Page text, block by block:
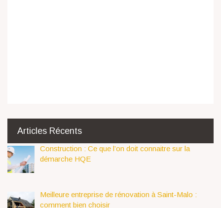
Articles Récents
Construction : Ce que l’on doit connaitre sur la
démarche HQE
Meilleure entreprise de rénovation à Saint-Malo :
comment bien choisir